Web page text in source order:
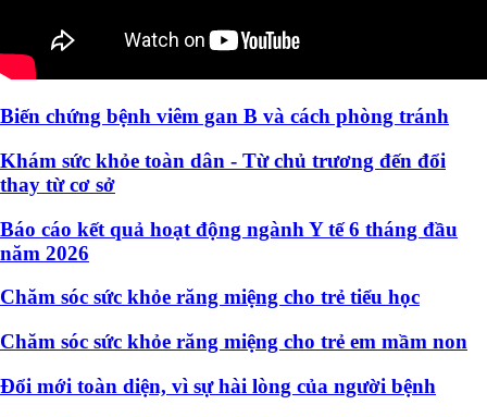
Biến chứng bệnh viêm gan B và cách phòng tránh
Khám sức khỏe toàn dân - Từ chủ trương đến đổi
thay từ cơ sở
Báo cáo kết quả hoạt động ngành Y tế 6 tháng đầu
năm 2026
Chăm sóc sức khỏe răng miệng cho trẻ tiểu học
Chăm sóc sức khỏe răng miệng cho trẻ em mầm non
Đổi mới toàn diện, vì sự hài lòng của người bệnh